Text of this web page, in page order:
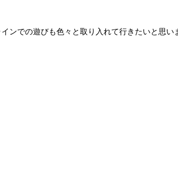
ンでの遊びも色々と取り入れて行きたいと思い